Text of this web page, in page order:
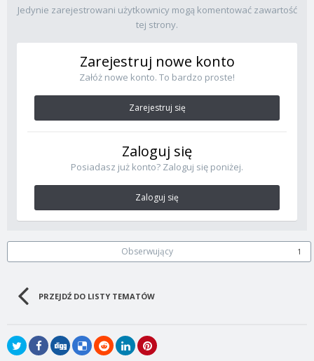
Jedynie zarejestrowani użytkownicy mogą komentować zawartość
tej strony.
Zarejestruj nowe konto
Załóż nowe konto. To bardzo proste!
Zarejestruj się
Zaloguj się
Posiadasz już konto? Zaloguj się poniżej.
Zaloguj się
Obserwujący 1
PRZEJDŹ DO LISTY TEMATÓW